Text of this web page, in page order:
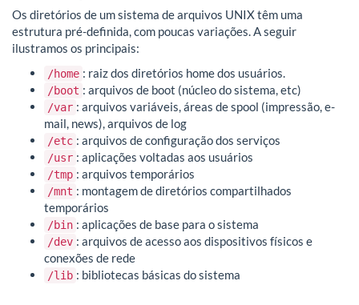
Os diretórios de um sistema de arquivos UNIX têm uma
estrutura pré-definida, com poucas variações. A seguir
ilustramos os principais:
/home : raiz dos diretórios home dos usuários.
/boot : arquivos de boot (núcleo do sistema, etc)
/var : arquivos variáveis, áreas de spool (impressão, e-
mail, news), arquivos de log
/etc : arquivos de configuração dos serviços
/usr : aplicações voltadas aos usuários
/tmp : arquivos temporários
/mnt : montagem de diretórios compartilhados
temporários
/bin : aplicações de base para o sistema
/dev : arquivos de acesso aos dispositivos físicos e
conexões de rede
/lib : bibliotecas básicas do sistema